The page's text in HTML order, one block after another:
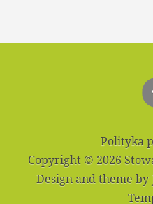
Polityka
Copyright © 2026
Design and theme by